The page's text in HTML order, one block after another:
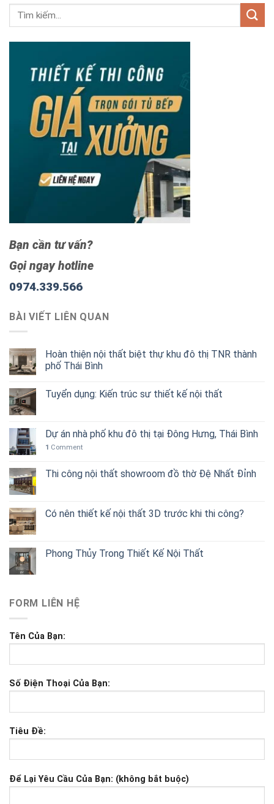
Bạn cần tư vấn?
Gọi ngay hotline
0974.339.566
BÀI VIẾT LIÊN QUAN
Hoàn thiện nội thất biệt thự khu đô thị TNR thành
phố Thái Bình
Tuyển dụng: Kiến trúc sư thiết kế nội thất
Dự án nhà phố khu đô thị tại Đông Hưng, Thái Bình
1 Comment
Thi công nội thất showroom đồ thờ Đệ Nhất Đỉnh
Có nên thiết kế nội thất 3D trước khi thi công?
Phong Thủy Trong Thiết Kế Nội Thất
FORM LIÊN HỆ
Tên Của Bạn:
Số Điện Thoại Của Bạn:
Tiêu Đề:
Để Lại Yêu Cầu Của Bạn: (không bắt buộc)